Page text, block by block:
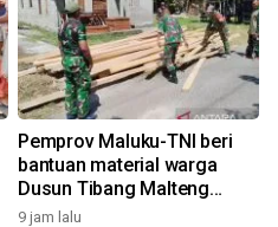
Pemprov Maluku-TNI beri
bantuan material warga
Dusun Tibang Malteng
percepat rehabilitasi
9 jam lalu